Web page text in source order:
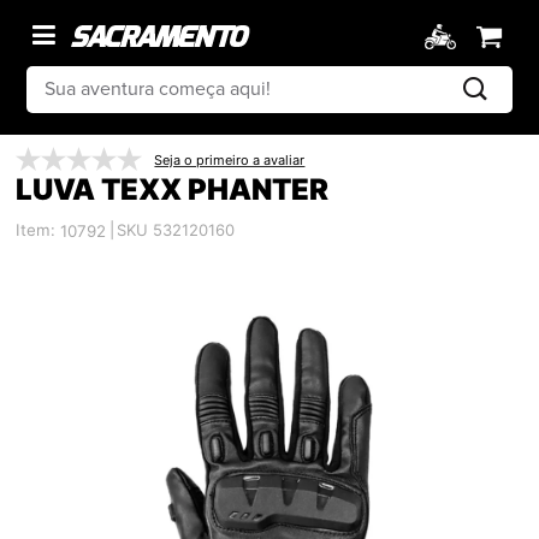
Seja o primeiro a avaliar
LUVA TEXX PHANTER
Item: 10792 SKU 532120160